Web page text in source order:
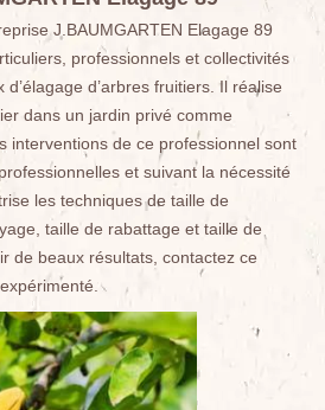
J.BAUMGARTEN Elagage 89
professionnels et collectivités
d’arbres fruitiers. Il réalise
dans un jardin privé comme
interventions de ce professionnel sont
et suivant la nécessité
les techniques de taille de
taille de rabattage et taille de
de beaux résultats, contactez ce